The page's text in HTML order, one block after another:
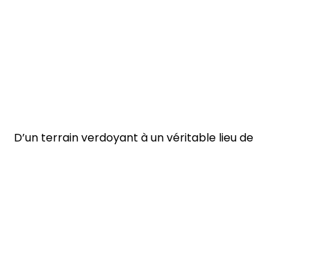
D’un terrain verdoyant à un véritable lieu de